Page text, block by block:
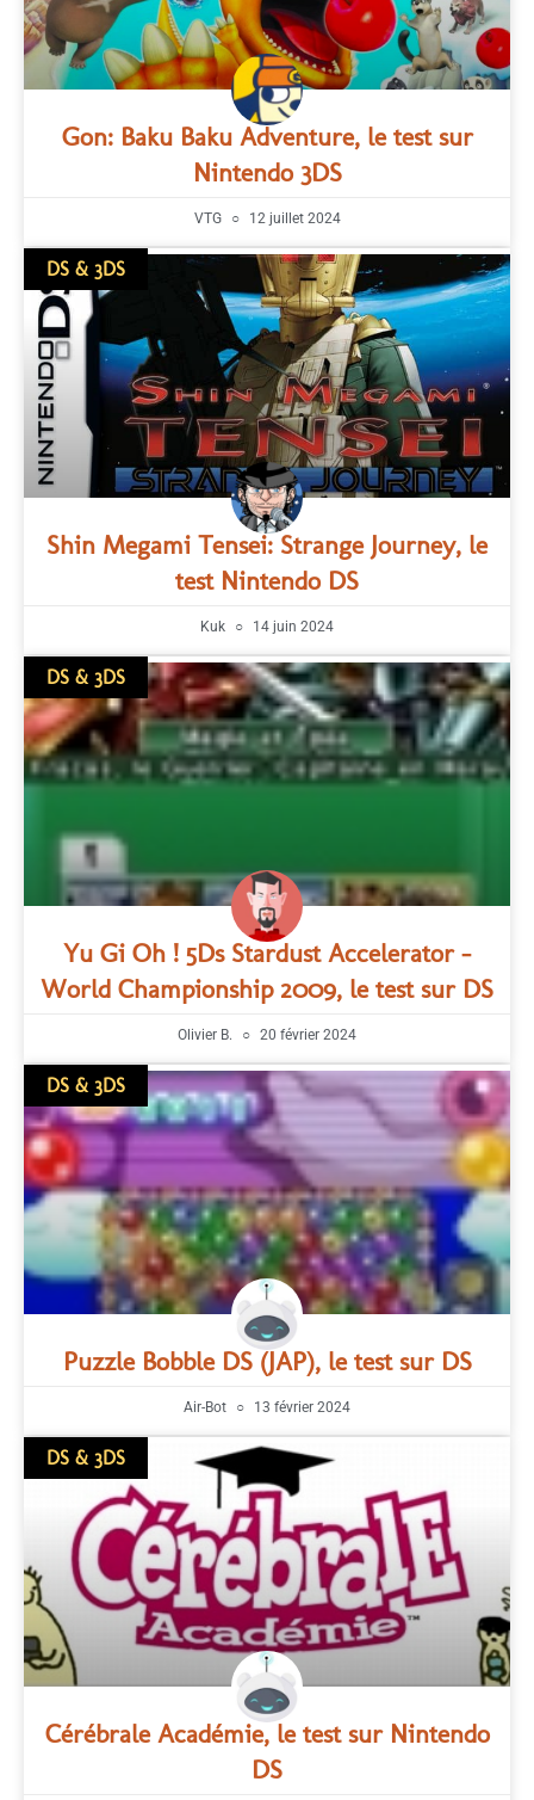
Gon: Baku Baku Adventure, le test sur
Nintendo 3DS
VTG 12 juillet 2024
DS & 3DS
Shin Megami Tensei: Strange Journey, le
test Nintendo DS
Kuk 14 juin 2024
DS & 3DS
Yu Gi Oh ! 5Ds Stardust Accelerator –
World Championship 2009, le test sur DS
Olivier B. 20 février 2024
DS & 3DS
Puzzle Bobble DS (JAP), le test sur DS
Air-Bot 13 février 2024
DS & 3DS
Cérébrale Académie, le test sur Nintendo
DS